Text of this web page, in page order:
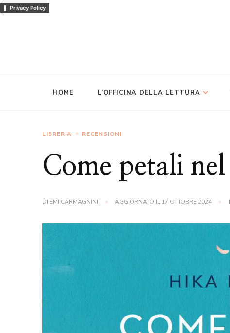
Privacy Policy
HOME L’OFFICINA DELLA LETTURA
LIBRERIA RECENSIONI
Come petali
DI EMI CARMAGNINI AGGIORNATO IL17 OTTOBRE 2024